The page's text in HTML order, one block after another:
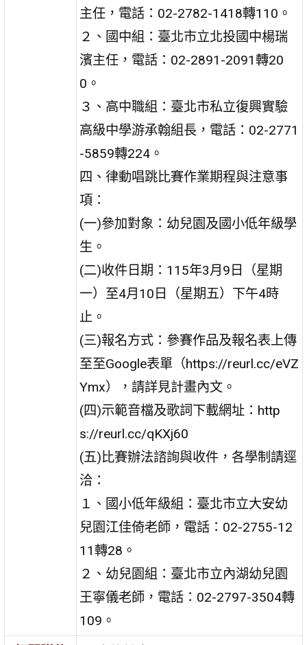
主任，電話：02-2782-1418轉110。
２、國中組：臺北市立北投國中楊瑞
濱主任，電話：02-2891-2091轉20
0。
３、高中職組：臺北市私立復興實驗
高級中學游承翰組長，電話：02-2771
-5859轉224。
四、律動唱跳比賽作業期程與注意事
項：
(一)參加對象：幼兒園及國小低年級學
生。
(二)收件日期：115年3月9日（星期
一）至4月10日（星期五）下午4時
止。
(三)報名方式：參賽作品及報名表上傳
至至Google表單（https://reurl.cc/eVZ
Ymx），請詳見計畫內文。
(四)示範音檔及歌詞下載網址：http
s://reurl.cc/qKXj60
(五)比賽辦法諮詢與收件，各學制請逕
洽：
１、國小低年級組：臺北市立大安幼
兒園江佳倚老師，電話：02-2755-12
11轉28。
２、幼兒園組：臺北市立內湖幼兒園
王寧儀老師，電話：02-2797-3504轉
109。